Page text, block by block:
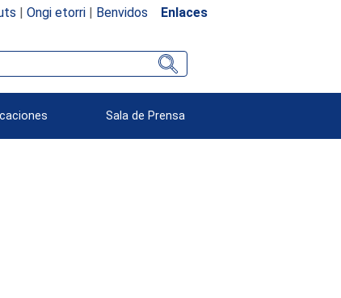
| Ongi etorri| Benvidos Enlaces
Sala de Prensa